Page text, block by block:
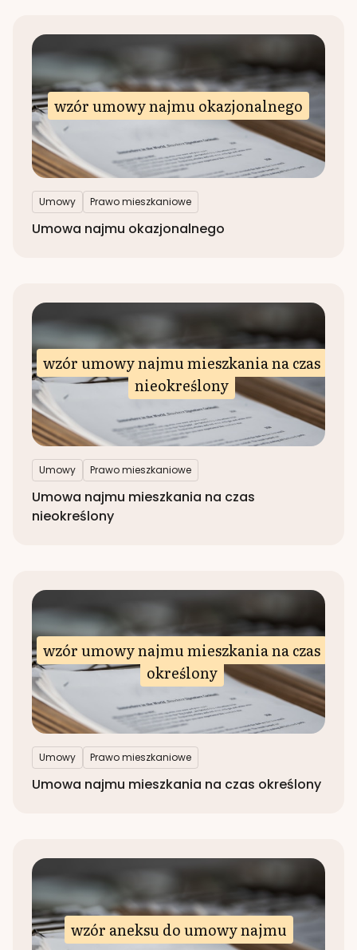
wzór umowy najmu okazjonalnego
Umowy Prawo mieszkaniowe
Umowa najmu okazjonalnego
wzór umowy najmu mieszkania na czas
nieokreślony
Umowy Prawo mieszkaniowe
Umowa najmu mieszkania na czas
nieokreślony
wzór umowy najmu mieszkania na czas
określony
Umowy Prawo mieszkaniowe
Umowa najmu mieszkania na czas określony
wzór aneksu do umowy najmu